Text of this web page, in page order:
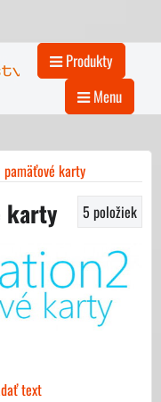
Produkty
Menu
karty
karty 5 položiek
text